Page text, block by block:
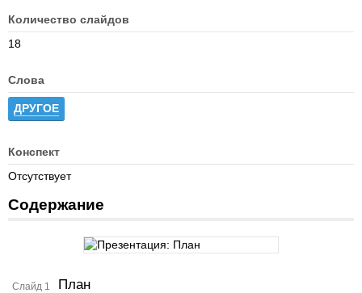
Количество слайдов
18
Слова
ДРУГОЕ
Конспект
Отсутствует
Содержание
Слайд 1 План